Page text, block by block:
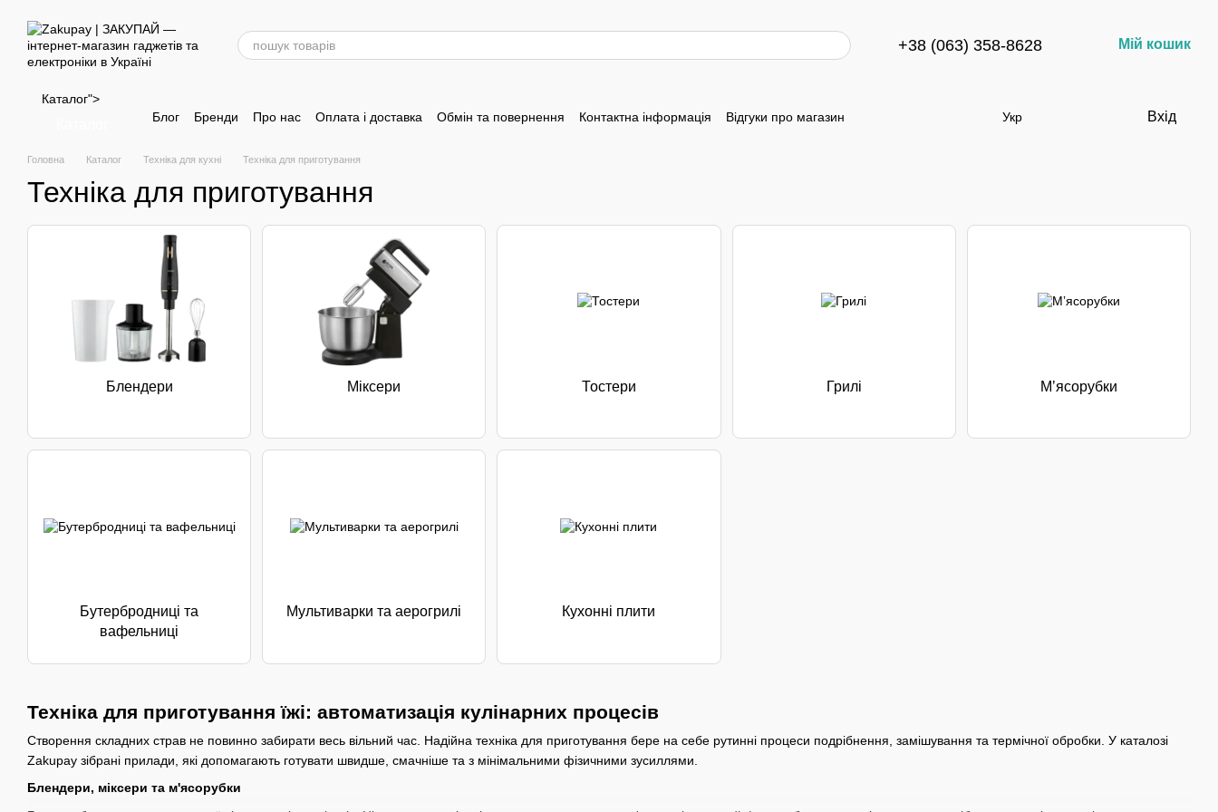
+38 (063) 358-8628 Мій кошик
Каталог">
Блог Бренди Про нас Оплата і доставка Обмін та повернення Контактна інформація Відгуки про магазин Укр Вхід
Головна Каталог Техніка для кухні Техніка для приготування
Техніка для приготування
Техніка для приготування їжі: автоматизація кулінарних процесів
Створення складних страв не повинно забирати весь вільний час. Надійна техніка для приготування бере на себе рутинні процеси подрібнення, замішування та термічної обробки. У каталозі
Zakupay зібрані прилади, які допомагають готувати швидше, смачніше та з мінімальними фізичними зусиллями.
Блендери, міксери та м'ясорубки
Блендери Міксери Тостери Грилі Мʼясорубки
Бутербродниці та
вафельниці
Мультиварки та аерогрилі Кухонні плити